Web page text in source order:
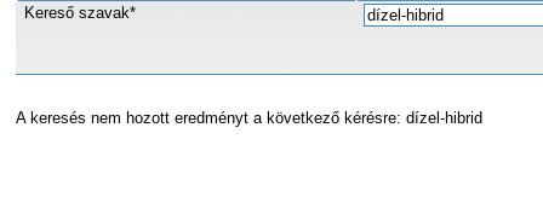
Kereső szavak*
A keresés nem hozott eredményt a következő kérésre: dízel-hibrid